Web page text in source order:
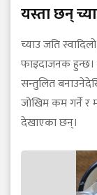
यस्ता छन्
च्याउ जति
फाइदाजनक हुन्छ।
सन्तुलित
जोखिम कम गर्ने र
देखाएका छन्।